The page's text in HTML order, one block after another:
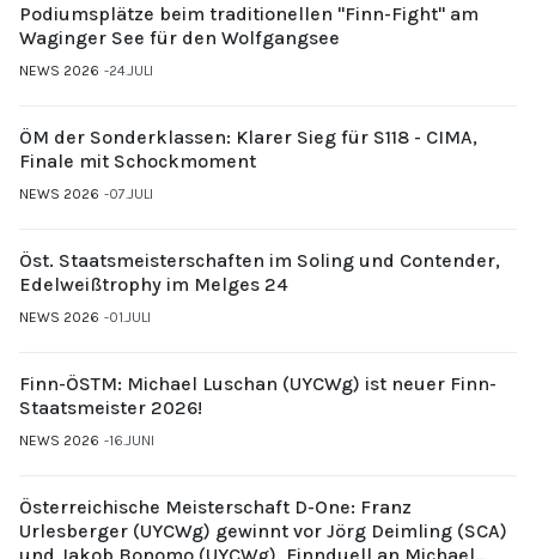
Podiumsplätze beim traditionellen "Finn-Fight" am
Waginger See für den Wolfgangsee
NEWS 2026 24.JULI
ÖM der Sonderklassen: Klarer Sieg für S118 - CIMA,
Finale mit Schockmoment
NEWS 2026 07.JULI
Öst. Staatsmeisterschaften im Soling und Contender,
Edelweißtrophy im Melges 24
NEWS 2026 01.JULI
Finn-ÖSTM: Michael Luschan (UYCWg) ist neuer Finn-
Staatsmeister 2026!
NEWS 2026 16.JUNI
Österreichische Meisterschaft D-One: Franz
Urlesberger (UYCWg) gewinnt vor Jörg Deimling (SCA)
und Jakob Bonomo (UYCWg), Finnduell an Michael